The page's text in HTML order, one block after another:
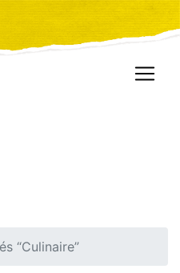
“Culinaire”